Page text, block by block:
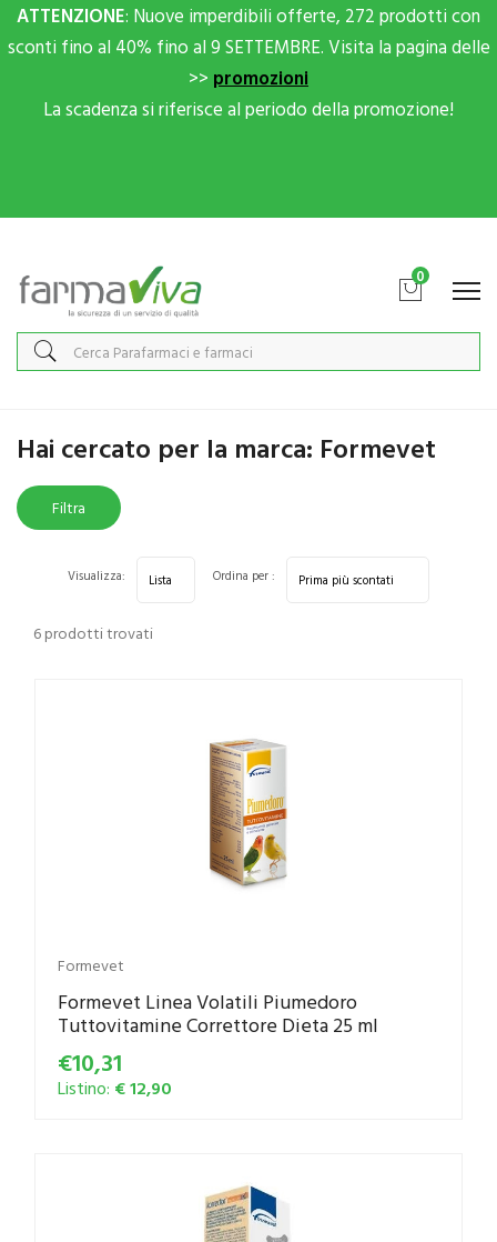
ATTENZIONE: Nuove imperdibili offerte, 272 prodotti con
sconti fino al 40% fino al 9 SETTEMBRE. Visita la pagina delle
>> promozioni
La scadenza si riferisce al periodo della promozione!
0
Home Marche parafarmaci Formevet
Hai cercato per la marca: Formevet
Filtra
6 prodotti trovati
Visualizza: Ordina per :
Formevet
Formevet Linea Volatili Piumedoro
Tuttovitamine Correttore Dieta 25 ml
€10,31
Listino: € 12,90